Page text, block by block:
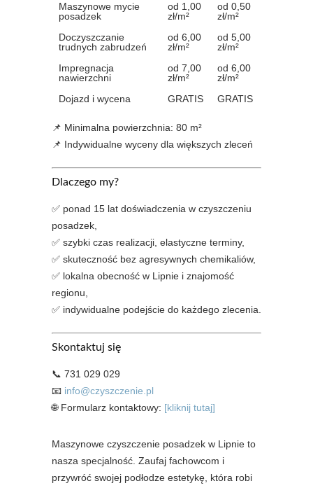
Maszynowe mycie
posadzek
od 1,00
zł/m²
od 0,50
zł/m²
Doczyszczanie
trudnych zabrudzeń
od 6,00
zł/m²
od 5,00
zł/m²
Impregnacja
nawierzchni
od 7,00
zł/m²
od 6,00
zł/m²
Dojazd i wycena
GRATIS GRATIS
📌 Minimalna powierzchnia: 80 m²
📌 Indywidualne wyceny dla większych zleceń
Dlaczego my?
✅ ponad 15 lat doświadczenia w czyszczeniu
posadzek,
✅ szybki czas realizacji, elastyczne terminy,
✅ skuteczność bez agresywnych chemikaliów,
✅ lokalna obecność w Lipnie i znajomość
regionu,
✅ indywidualne podejście do każdego zlecenia.
Skontaktuj się
📞 731 029 029
📧 info@czyszczenie.pl
🌐 Formularz kontaktowy: [kliknij tutaj]
Maszynowe czyszczenie posadzek w Lipnie to
nasza specjalność. Zaufaj fachowcom i
przywróć swojej podłodze estetykę, która robi